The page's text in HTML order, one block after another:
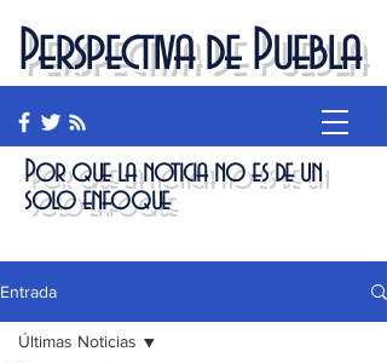
Perspectiva de Puebla
Por que la noticia no es de un
solo enfoque
Entrada
Últimas Noticias